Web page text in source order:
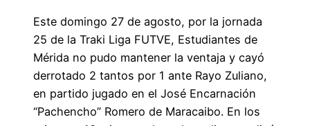
Este domingo 27 de agosto, por la jornada
25 de la Traki Liga FUTVE, Estudiantes de
Mérida no pudo mantener la ventaja y cayó
derrotado 2 tantos por 1 ante Rayo Zuliano,
en partido jugado en el José Encarnación
“Pachencho” Romero de Maracaibo. En los